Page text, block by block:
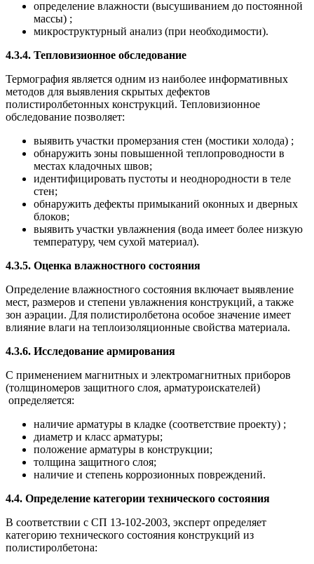
определение влажности (высушиванием до постоянной
массы) ;
микроструктурный анализ (при необходимости).
4.3.4. Тепловизионное обследование
Термография является одним из наиболее информативных
методов для выявления скрытых дефектов
полистиролбетонных конструкций. Тепловизионное
обследование позволяет:
выявить участки промерзания стен (мостики холода) ;
обнаружить зоны повышенной теплопроводности в
местах кладочных швов;
идентифицировать пустоты и неоднородности в теле
стен;
обнаружить дефекты примыканий оконных и дверных
блоков;
выявить участки увлажнения (вода имеет более низкую
температуру, чем сухой материал).
4.3.5. Оценка влажностного состояния
Определение влажностного состояния включает выявление
мест, размеров и степени увлажнения конструкций, а также
зон аэрации. Для полистиролбетона особое значение имеет
влияние влаги на теплоизоляционные свойства материала.
4.3.6. Исследование армирования
С применением магнитных и электромагнитных приборов
(толщиномеров защитного слоя, арматуроискателей)
определяется:
наличие арматуры в кладке (соответствие проекту) ;
диаметр и класс арматуры;
положение арматуры в конструкции;
толщина защитного слоя;
наличие и степень коррозионных повреждений.
4.4. Определение категории технического состояния
В соответствии с СП 13-102-2003, эксперт определяет
категорию технического состояния конструкций из
полистиролбетона: